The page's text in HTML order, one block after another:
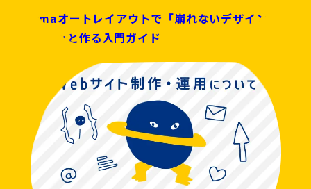
Figmaオートレイアウトで「崩れないデザイン」
をサクッと作る入門ガイド